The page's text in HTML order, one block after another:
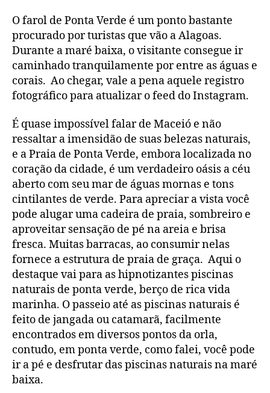
O farol de Ponta Verde é um ponto bastante
procurado por turistas que vão a Alagoas.
Durante a maré baixa, o visitante consegue ir
caminhado tranquilamente por entre as águas e
corais. Ao chegar, vale a pena aquele registro
fotográfico para atualizar o feed do Instagram.
É quase impossível falar de Maceió e não
ressaltar a imensidão de suas belezas naturais,
e a Praia de Ponta Verde, embora localizada no
coração da cidade, é um verdadeiro oásis a céu
aberto com seu mar de águas mornas e tons
cintilantes de verde. Para apreciar a vista você
pode alugar uma cadeira de praia, sombreiro e
aproveitar sensação de pé na areia e brisa
fresca. Muitas barracas, ao consumir nelas
fornece a estrutura de praia de graça. Aqui o
destaque vai para as hipnotizantes piscinas
naturais de ponta verde, berço de rica vida
marinha. O passeio até as piscinas naturais é
feito de jangada ou catamarã, facilmente
encontrados em diversos pontos da orla,
contudo, em ponta verde, como falei, você pode
ir a pé e desfrutar das piscinas naturais na maré
baixa.